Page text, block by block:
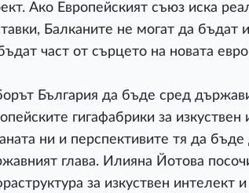
Ако Европейският съюз иска
Балканите не могат да бъдат
част от сърцето на новата
България да бъде сред
гигафабрики за
ни и перспективите тя да
глава. Илияна Йотова
за изкуствен интелект